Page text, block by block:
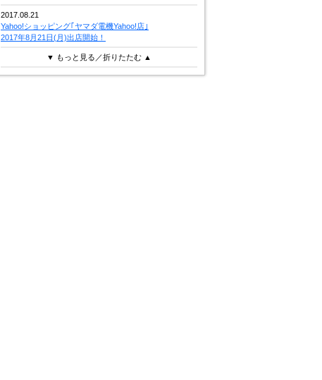
2017.08.21
Yahoo!ショッピング｢ヤマダ電機Yahoo!店｣
2017年8月21日(月)出店開始！
▼ もっと見る／折りたたむ ▲